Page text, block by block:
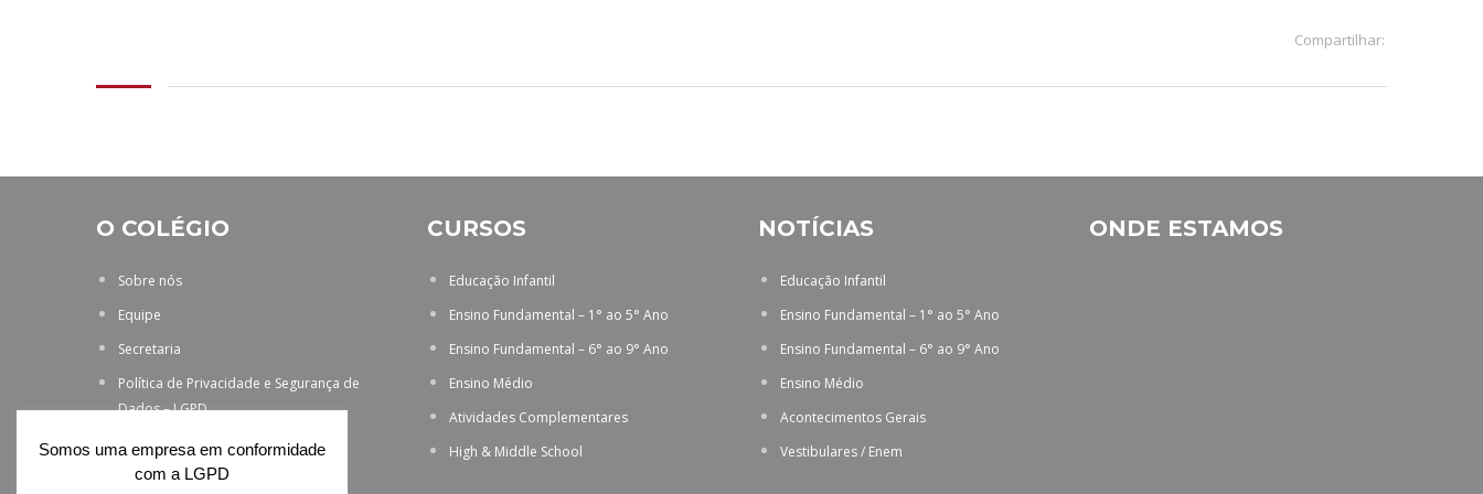
Compartilhar:
O COLÉGIO
Sobre nós
Equipe
Secretaria
Política de Privacidade e Segurança de
Dados – LGPD
CURSOS
Educação Infantil
Ensino Fundamental – 1° ao 5° Ano
Ensino Fundamental – 6° ao 9° Ano
Ensino Médio
Atividades Complementares
High & Middle School
NOTÍCIAS
Educação Infantil
Ensino Fundamental – 1° ao 5° Ano
Ensino Fundamental – 6° ao 9° Ano
Ensino Médio
Acontecimentos Gerais
Vestibulares / Enem
ONDE ESTAMOS
Somos uma empresa em conformidade
com a LGPD